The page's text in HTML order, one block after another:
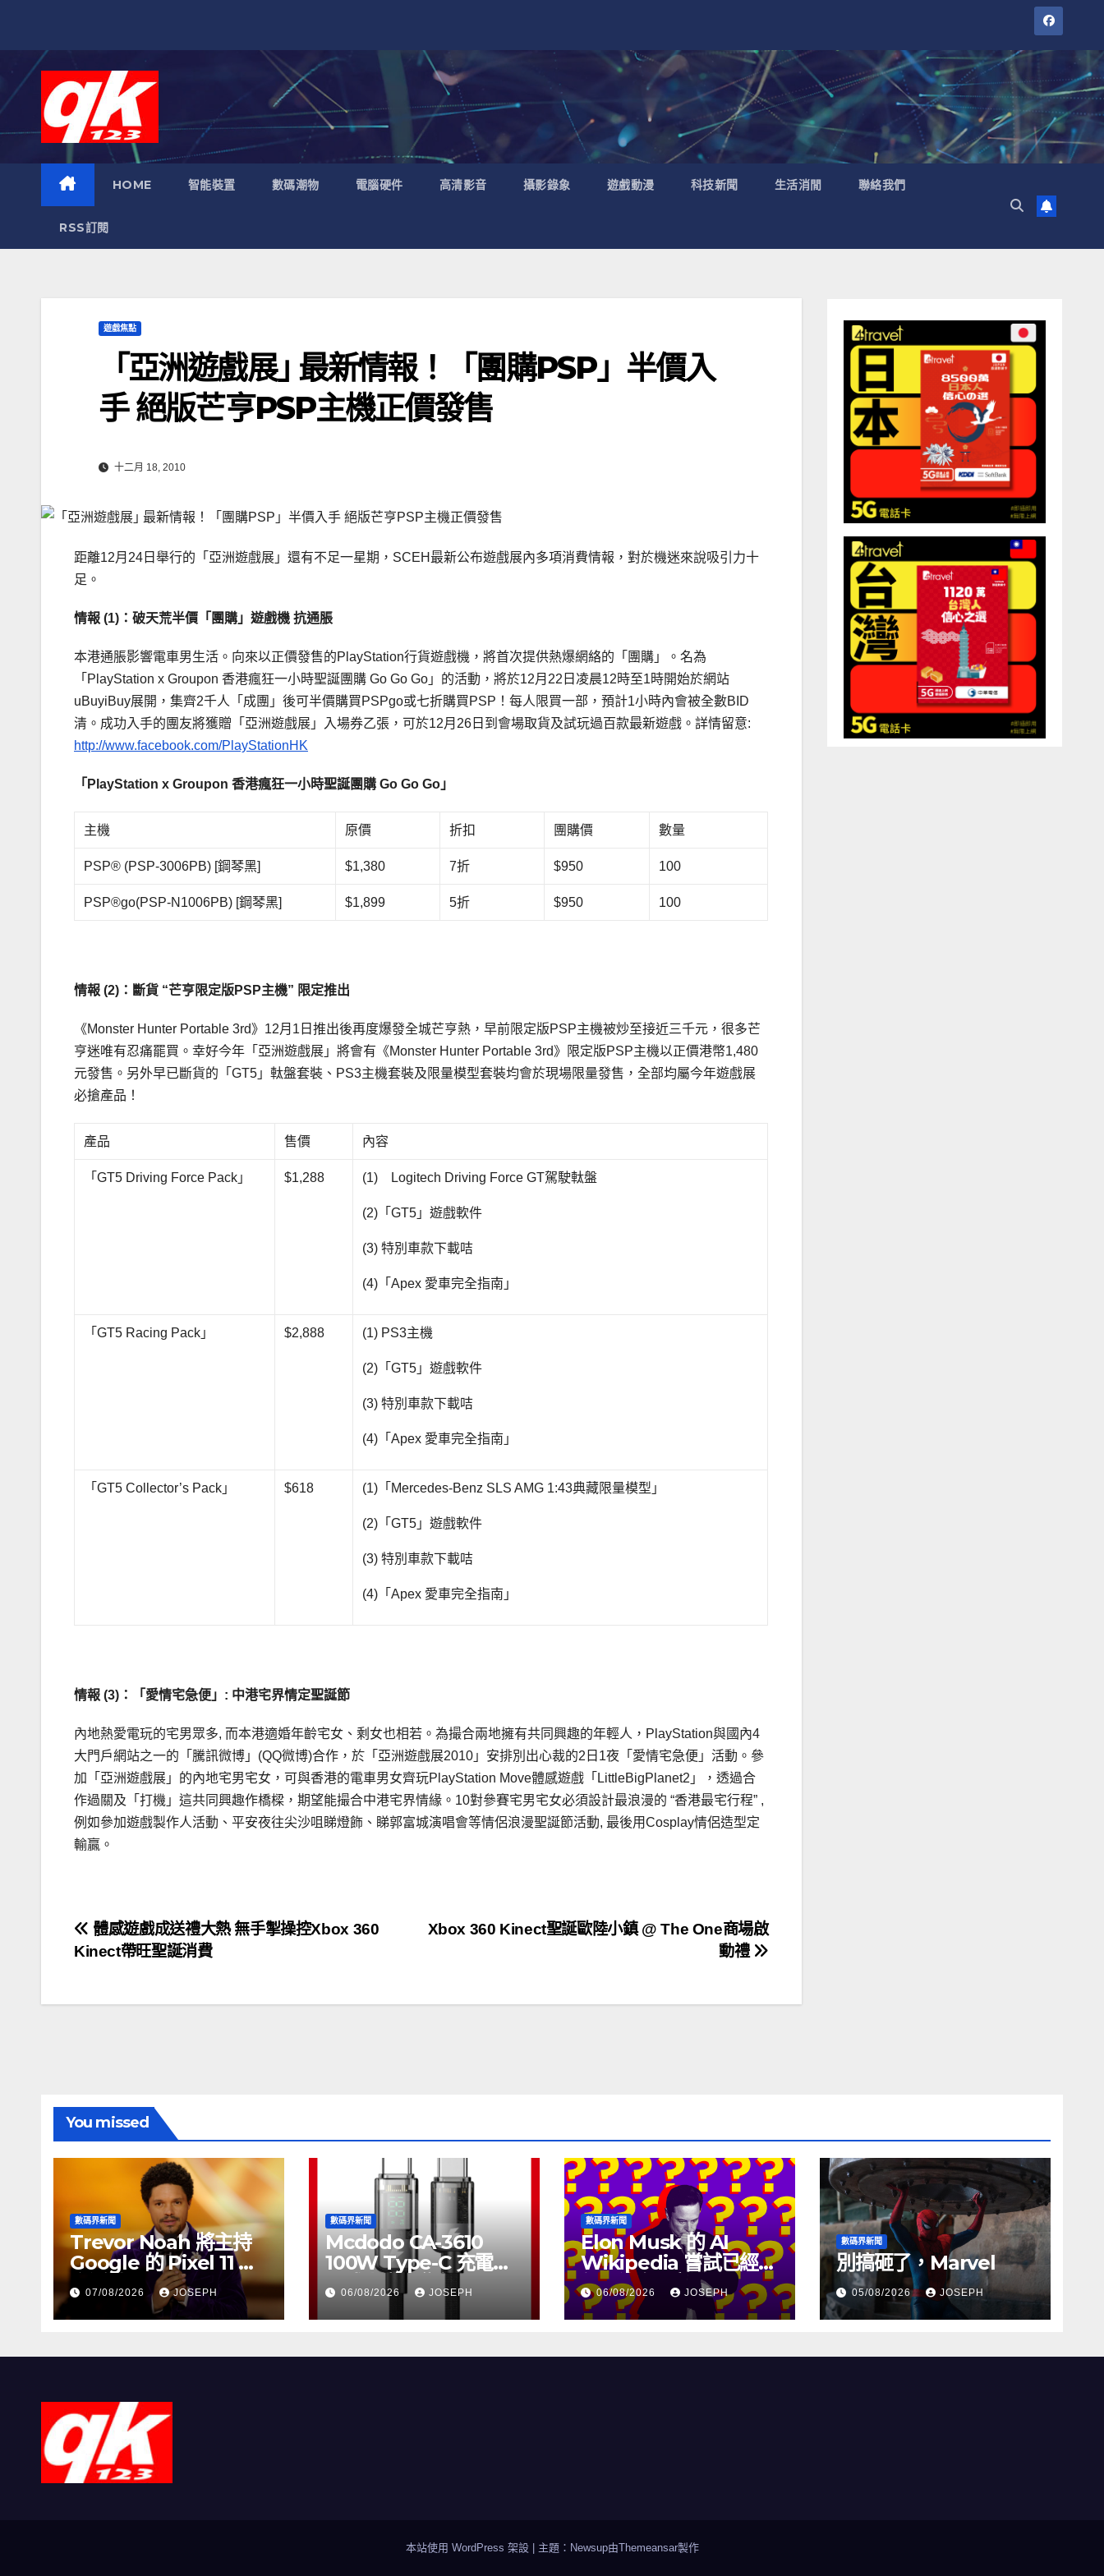
HOME 智能裝置 數碼潮物 電腦硬件 高清影音 攝影錄象 遊戲動漫 科技新聞 生活消閒 聯絡我們
RSS訂閱
遊戲焦點
「亞洲遊戲展｣ 最新情報！「團購PSP」半價入
手 絕版芒亨PSP主機正價發售
十二月 18, 2010
距離12月24日舉行的「亞洲遊戲展」還有不足一星期，SCEH最新公布遊戲展內多項消費情報，對於機迷來說吸引力十
足。
情報 (1) ：破天荒半價「團購」遊戲機 抗通脹
本港通脹影響電車男生活。向來以正價發售的PlayStation行貨遊戲機，將首次提供熱爆網絡的「團購」。名為
「PlayStation x Groupon 香港瘋狂一小時聖誕團購 Go Go Go」的活動，將於12月22日凌晨12時至1時開始於網站
uBuyiBuy展開，集齊2千人「成團」後可半價購買PSPgo或七折購買PSP！每人限買一部，預計1小時內會被全數BID
清。成功入手的團友將獲贈「亞洲遊戲展」入場券乙張，可於12月26日到會場取貨及試玩過百款最新遊戲。詳情留意:
http://www.facebook.com/PlayStationHK
「 PlayStation x Groupon 香港瘋狂一小時聖誕團購 Go Go Go 」
主機 原價 折扣 團購價 數量
PSP® (PSP-3006PB) [鋼琴黑] $1,380 7折 $950 100
PSP®go(PSP-N1006PB) [鋼琴黑] $1,899 5折 $950 100
情報 (2) ：斷貨 “芒亨限定版PSP主機” 限定推出
《Monster Hunter Portable 3rd》12月1日推出後再度爆發全城芒亨熱，早前限定版PSP主機被炒至接近三千元，很多芒
亨迷唯有忍痛罷買。幸好今年「亞洲遊戲展」將會有《Monster Hunter Portable 3rd》限定版PSP主機以正價港幣1,480
元發售。另外早已斷貨的「GT5」軚盤套裝、PS3主機套裝及限量模型套裝均會於現場限量發售，全部均屬今年遊戲展
必搶產品！
產品 售價 內容
「GT5 Driving Force Pack」 $1,288 (1) Logitech Driving Force GT駕駛軚盤
(2)「GT5」遊戲軟件
(3) 特別車款下載咭
(4)「Apex 愛車完全指南」
「GT5 Racing Pack」 $2,888 (1) PS3主機
(2)「GT5」遊戲軟件
(3) 特別車款下載咭
(4)「Apex 愛車完全指南」
「GT5 Collector’s Pack」 $618 (1)「Mercedes-Benz SLS AMG 1:43典藏限量模型」
(2)「GT5」遊戲軟件
(3) 特別車款下載咭
(4)「Apex 愛車完全指南」
情報 (3) ：「愛情宅急便」 : 中港宅界情定聖誕節
內地熱愛電玩的宅男眾多, 而本港適婚年齡宅女、剩女也相若。為撮合兩地擁有共同興趣的年輕人，PlayStation與國內4
大門戶網站之一的「騰訊微博」(QQ微博)合作，於「亞洲遊戲展2010」安排別出心裁的2日1夜「愛情宅急便」活動。參
加「亞洲遊戲展」的內地宅男宅女，可與香港的電車男女齊玩PlayStation Move體感遊戲「LittleBigPlanet2」，透過合
作過關及「打機」這共同興趣作橋樑，期望能撮合中港宅界情緣。10對參賽宅男宅女必須設計最浪漫的 “香港最宅行程” ,
例如參加遊戲製作人活動、平安夜往尖沙咀睇燈飾、睇郭富城演唱會等情侶浪漫聖誕節活動, 最後用Cosplay情侶造型定
輸贏。
文
導
Xbox 360 Kinect聖誕歐陸小鎮 @ The One商場啟
動禮
體感遊戲成送禮大熱 無手掣操控Xbox 360
Kinect帶旺聖誕消費
You missed
數碼界新聞
Trevor Noah 將主持
Google 的 Pixel 11 推
介活動
07/08/2026 JOSEPH
數碼界新聞
Mcdodo CA-3610
100W Type-C 充電線
正式上市，售價
HK$115
06/08/2026 JOSEPH
數碼界新聞
Elon Musk 的 AI
Wikipedia 嘗試已經幾
個月沒有更新了
06/08/2026 JOSEPH
數碼界新聞
別搞砸了，Marvel
05/08/2026 JOSEPH
本站使用 WordPress 架設 | 主題：Newsup由Themeansar製作